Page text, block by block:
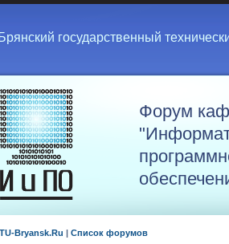
Брянский государственный
Форум
Bryansk.Ru | Список форумов